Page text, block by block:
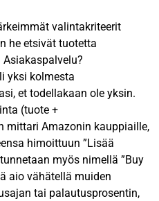
valintakriteerit
he etsivät tuotetta
yksi kolmesta
et todellakaan ole yksin.
(tuote +
mittari Amazonin kauppiaille,
himoittuun ”Lisää
myös nimellä ”Buy
aio vähätellä muiden
tai palautusprosentin,